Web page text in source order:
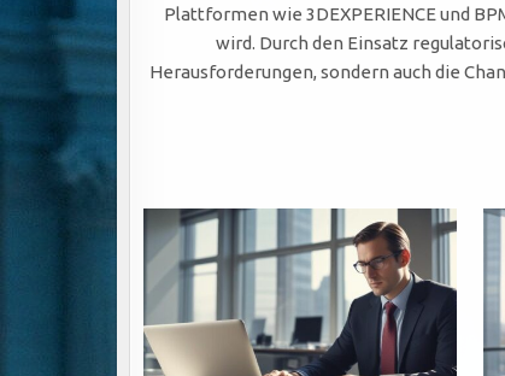
Plattformen wie 3DEXPERIENCE und
wird. Durch den Einsatz
Herausforderungen, sondern auch die